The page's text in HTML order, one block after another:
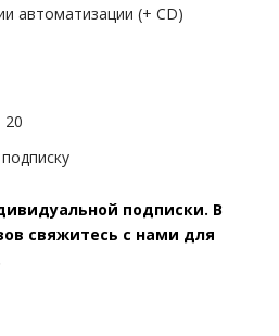
автоматизации (+ CD)
20
подписки. В
свяжитесь с нами для